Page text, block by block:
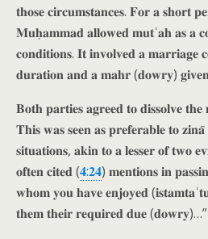
𝐭𝐡𝐨𝐬𝐞 𝐜𝐢𝐫𝐜𝐮𝐦𝐬𝐭𝐚𝐧𝐜𝐞𝐬. 𝐅𝐨𝐫 𝐚 𝐬𝐡𝐨𝐫𝐭
𝐌𝐮𝐡̣𝐚𝐦𝐦𝐚𝐝 𝐚𝐥𝐥𝐨𝐰𝐞𝐝 𝐦𝐮𝐭ʿ𝐚𝐡 𝐚𝐬 𝐚
𝐜𝐨𝐧𝐝𝐢𝐭𝐢𝐨𝐧𝐬. 𝐈𝐭 𝐢𝐧𝐯𝐨𝐥𝐯𝐞𝐝 𝐚 𝐦𝐚𝐫𝐫𝐢𝐚𝐠𝐞
𝐝𝐮𝐫𝐚𝐭𝐢𝐨𝐧 𝐚𝐧𝐝 𝐚 𝐦𝐚𝐡𝐫 (𝐝𝐨𝐰𝐫𝐲)
𝐁𝐨𝐭𝐡 𝐩𝐚𝐫𝐭𝐢𝐞𝐬 𝐚𝐠𝐫𝐞𝐞𝐝 𝐭𝐨 𝐝𝐢𝐬𝐬𝐨𝐥𝐯𝐞
𝐓𝐡𝐢𝐬 𝐰𝐚𝐬 𝐬𝐞𝐞𝐧 𝐚𝐬 𝐩𝐫𝐞𝐟𝐞𝐫𝐚𝐛𝐥𝐞 𝐭𝐨
𝐬𝐢𝐭𝐮𝐚𝐭𝐢𝐨𝐧𝐬, 𝐚𝐤𝐢𝐧 𝐭𝐨 𝐚 𝐥𝐞𝐬𝐬𝐞𝐫 𝐨𝐟 𝐭𝐰𝐨
𝐨𝐟𝐭𝐞𝐧 𝐜𝐢𝐭𝐞𝐝 (𝟒:𝟐𝟒) 𝐦𝐞𝐧𝐭𝐢𝐨𝐧𝐬 𝐢𝐧
𝐰𝐡𝐨𝐦 𝐲𝐨𝐮 𝐡𝐚𝐯𝐞 𝐞𝐧𝐣𝐨𝐲𝐞𝐝
𝐭𝐡𝐞𝐦 𝐭𝐡𝐞𝐢𝐫 𝐫𝐞𝐪𝐮𝐢𝐫𝐞𝐝 𝐝𝐮𝐞